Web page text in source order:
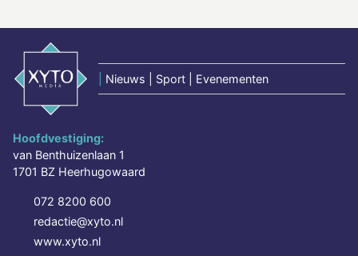
Nieuws | Sport | Evenementen
Hoofdvestiging:
van Benthuizenlaan 1
1701 BZ Heerhugowaard
072 8200 600
redactie@xyto.nl
www.xyto.nl